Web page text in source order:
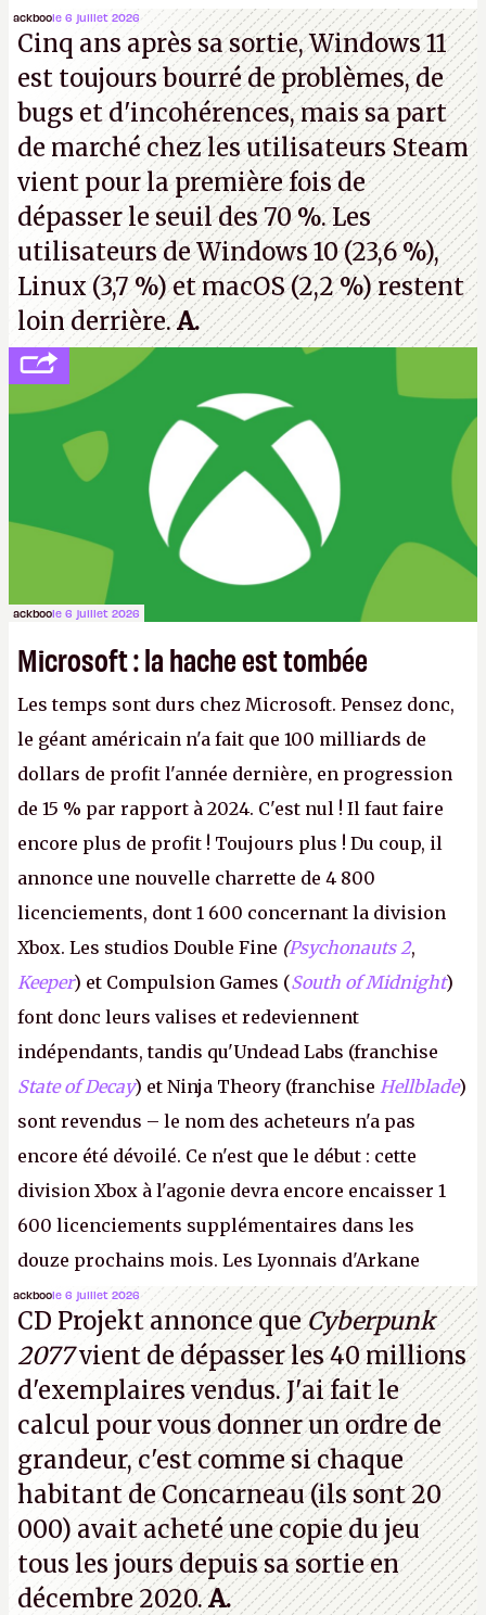
Microsoft, mais le syndicat des employés confirme
de nombreux licenciements.A.
ackboole 6 juillet 2026
Cinq ans après sa sortie, Windows 11
est toujours bourré de problèmes, de
bugs et d'incohérences, mais sa part
de marché chez les utilisateurs Steam
vient pour la première fois de
dépasser le seuil des 70 %. Les
utilisateurs de Windows 10 (23,6 %),
Linux (3,7 %) et macOS (2,2 %) restent
loin derrière.A.
ackboole 6 juillet 2026
Microsoft : la hache est tombée
Les temps sont durs chez Microsoft. Pensez donc,
le géant américain n'a fait que 100 milliards de
dollars de profit l'année dernière, en progression
de 15 % par rapport à 2024. C'est nul ! Il faut faire
encore plus de profit ! Toujours plus ! Du coup, il
annonce une nouvelle charrette de 4 800
licenciements, dont 1 600 concernant la division
Xbox. Les studios Double Fine (Psychonauts 2,
Keeper) et Compulsion Games (South of Midnight)
font donc leurs valises et redeviennent
indépendants, tandis qu'Undead Labs (franchise
State of Decay) et Ninja Theory (franchise Hellblade)
sont revendus – le nom des acheteurs n'a pas
encore été dévoilé. Ce n'est que le début : cette
division Xbox à l'agonie devra encore encaisser 1
600 licenciements supplémentaires dans les
douze prochains mois. Les Lyonnais d'Arkane
(Dishonored, Deathloop) pourraient faire partie des
prochaines victimes, puisque Microsoft a confirmé
vouloir se séparer du studio.A.
ackboole 6 juillet 2026
CD Projekt annonce queCyberpunk
2077vient de dépasser les 40 millions
d'exemplaires vendus. J'ai fait le
calcul pour vous donner un ordre de
grandeur, c'est comme si chaque
habitant de Concarneau (ils sont 20
000) avait acheté une copie du jeu
tous les jours depuis sa sortie en
décembre 2020.A.